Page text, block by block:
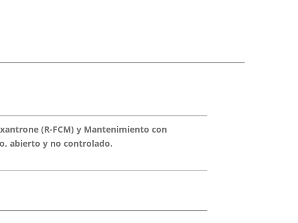
(R-FCM) y Mantenimiento con
abierto y no controlado.